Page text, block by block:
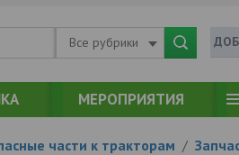
Все рубрики
МЕРОПРИЯТИЯ
части к тракторам /